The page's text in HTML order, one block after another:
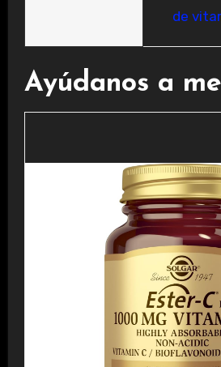
de
Ayúdanos a